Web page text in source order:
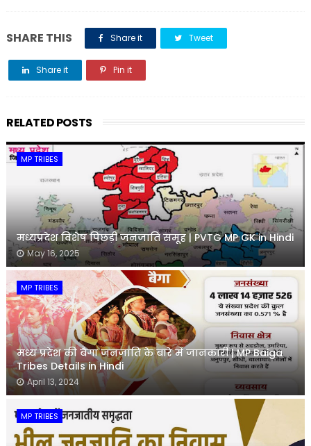
SHARE THIS Share it Tweet
Share it Pin it
RELATED POSTS
MP TRIBES
मध्यप्रदेश विशेष पिछड़ी जनजाति समूह | PVTG MP GK in Hindi
May 16, 2025
MP TRIBES
मध्य प्रदेश की बैगा जनजाति के बारे में जानकारी | MP Baiga
Tribes Details in Hindi
April 13, 2024
MP TRIBES